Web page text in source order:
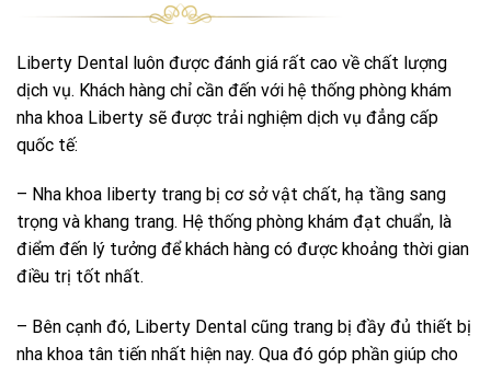
Liberty Dental luôn được đánh giá rất cao về chất lượng
dịch vụ. Khách hàng chỉ cần đến với hệ thống phòng khám
nha khoa Liberty sẽ được trải nghiệm dịch vụ đẳng cấp
quốc tế:
– Nha khoa liberty trang bị cơ sở vật chất, hạ tầng sang
trọng và khang trang. Hệ thống phòng khám đạt chuẩn, là
điểm đến lý tưởng để khách hàng có được khoảng thời gian
điều trị tốt nhất.
– Bên cạnh đó, Liberty Dental cũng trang bị đầy đủ thiết bị
nha khoa tân tiến nhất hiện nay. Qua đó góp phần giúp cho